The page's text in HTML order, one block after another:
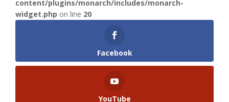
content/plugins/monarch/includes/monarch-
widget.php on line 20
Facebook
YouTube